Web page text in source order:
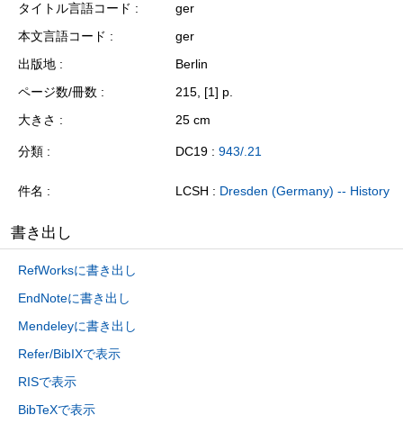
タイトル言語コード
ger
本文言語コード
ger
出版地
Berlin
ページ数/冊数
215, [1] p.
大きさ
25 cm
分類 DC19 : 943/.21
件名 LCSH : Dresden (Germany) -- History
書き出し
RefWorksに書き出し
EndNoteに書き出し
Mendeleyに書き出し
Refer/BibIXで表示
RISで表示
BibTeXで表示